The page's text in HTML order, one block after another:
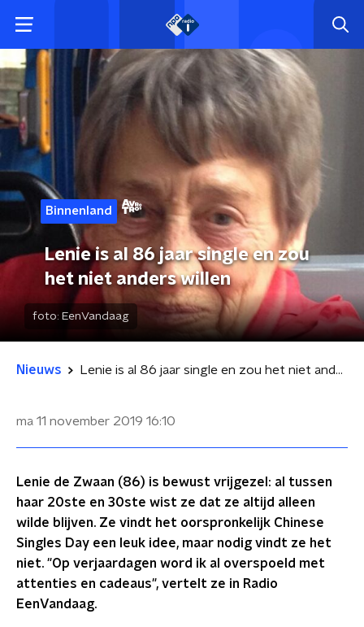
Binnenland
Lenie is al 86 jaar single en zou
het niet anders willen
foto: EenVandaag
Nieuws Lenie is al 86 jaar single en zou het niet anders willen
ma 11 november 2019 16:10
Lenie de Zwaan (86) is bewust vrijgezel: al tussen
haar 20ste en 30ste wist ze dat ze altijd alleen
wilde blijven. Ze vindt het oorspronkelijk Chinese
Singles Day een leuk idee, maar nodig vindt ze het
niet. "Op verjaardagen word ik al overspoeld met
attenties en cadeaus", vertelt ze in Radio
EenVandaag.